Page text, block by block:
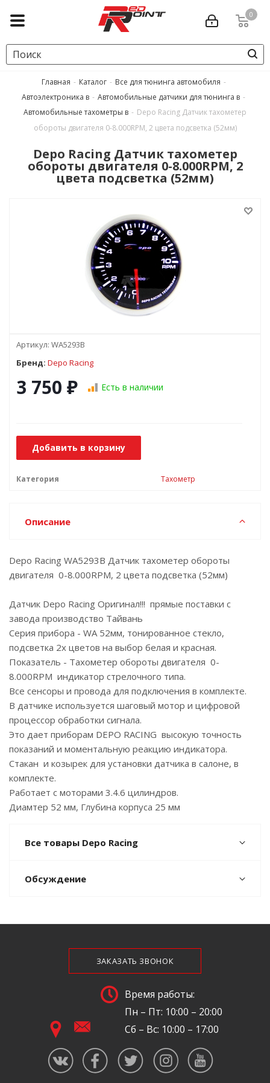
0
Главная - Каталог - Все для тюнинга автомобиля -
Автоэлектроника в - Автомобильные датчики для тюнинга в -
Автомобильные тахометры в - Depo Racing Датчик тахометер
обороты двигателя 0-8.000RPM, 2 цвета подсветка (52мм)
Depo Racing Датчик тахометер
обороты двигателя 0-8.000RPM, 2
цвета подсветка (52мм)
Артикул: WA5293B
Бренд: Depo Racing
3 750 ₽ Есть в наличии
Добавить в корзину
Категория Тахометр
Описание
Depo Racing WA5293B Датчик тахометер обороты
двигателя 0-8.000RPM, 2 цвета подсветка (52мм)
Датчик Depo Racing Оригинал!!! прямые поставки с
завода производство Тайвань
Серия прибора - WA 52мм, тонированное стекло,
подсветка 2х цветов на выбор белая и красная.
Показатель - Тахометер обороты двигателя 0-
8.000RPM индикатор стрелочного типа.
Все сенсоры и провода для подключения в комплекте.
В датчике используется шаговый мотор и цифровой
процессор обработки сигнала.
Это дает приборам DEPO RACING высокую точность
показаний и моментальную реакцию индикатора.
Стакан и козырек для установки датчика в салоне, в
комплекте.
Работает с моторами 3.4.6 цилиндров.
Диамтер 52 мм, Глубина корпуса 25 мм
Все товары Depo Racing
Обсуждение
ЗАКАЗАТЬ ЗВОНОК
Время работы:
Пн – Пт: 10:00 – 20:00
Сб – Вс: 10:00 – 17:00